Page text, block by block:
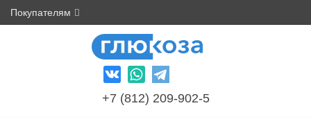
Покупателям
+7 (812) 209-902-5